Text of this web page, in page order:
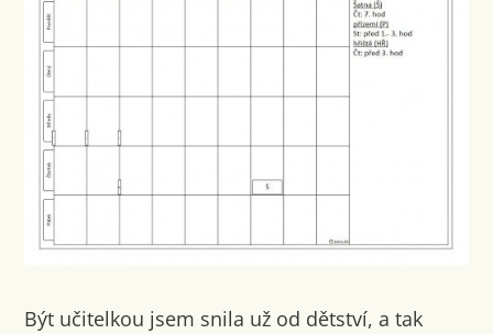
Být učitelkou jsem snila už od dětství, a tak